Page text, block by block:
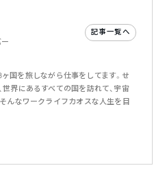
記事一覧へ
ヶ国を旅しながら仕事をしてます。せ
界にあるすべての国を訪れて、宇宙
んなワークライフカオスな人生を目